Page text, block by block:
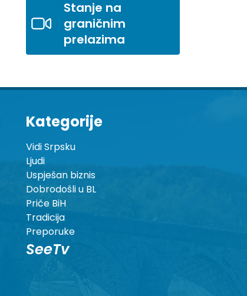
Stanje na
graničnim
prelazima
Kategorije
Vidi Srpsku
Ljudi
Uspješan biznis
Dobrodošli u BL
Priče BiH
Tradicija
Preporuke
SeeTv